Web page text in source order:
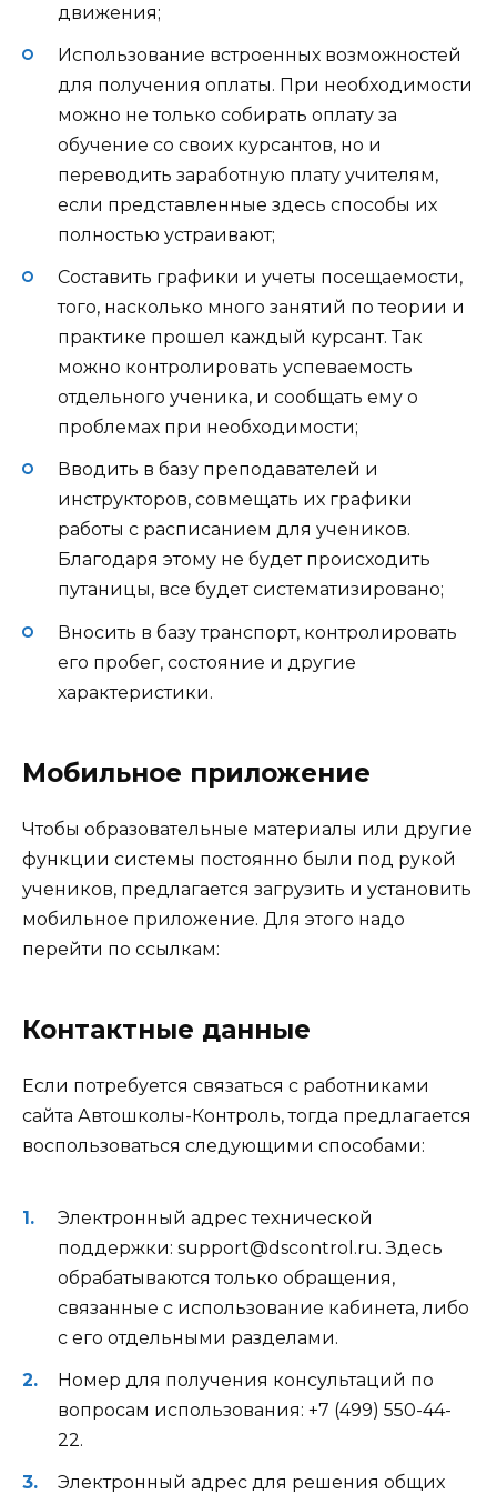
движения;
Использование встроенных возможностей
для получения оплаты. При необходимости
можно не только собирать оплату за
обучение со своих курсантов, но и
переводить заработную плату учителям,
если представленные здесь способы их
полностью устраивают;
Составить графики и учеты посещаемости,
того, насколько много занятий по теории и
практике прошел каждый курсант. Так
можно контролировать успеваемость
отдельного ученика, и сообщать ему о
проблемах при необходимости;
Вводить в базу преподавателей и
инструкторов, совмещать их графики
работы с расписанием для учеников.
Благодаря этому не будет происходить
путаницы, все будет систематизировано;
Вносить в базу транспорт, контролировать
его пробег, состояние и другие
характеристики.
Мобильное приложение
Чтобы образовательные материалы или другие
функции системы постоянно были под рукой
учеников, предлагается загрузить и установить
мобильное приложение. Для этого надо
перейти по ссылкам:
Контактные данные
Если потребуется связаться с работниками
сайта Автошколы-Контроль, тогда предлагается
воспользоваться следующими способами:
Электронный адрес технической
поддержки: support@dscontrol.ru. Здесь
обрабатываются только обращения,
связанные с использование кабинета, либо
с его отдельными разделами.
Номер для получения консультаций по
вопросам использования: +7 (499) 550-44-
22.
Электронный адрес для решения общих